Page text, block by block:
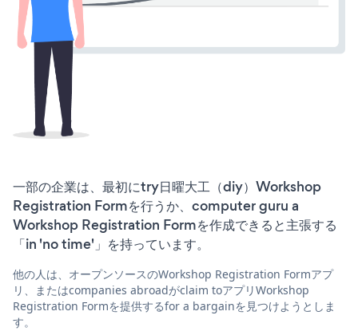
一部の企業は、最初にtry日曜大工（diy）Workshop
Registration Formを行うか、computer guru a
Workshop Registration Formを作成できると主張する
「in 'no time'」を持っています。
他の人は、オープンソースのWorkshop Registration Formアプ
リ、またはcompanies abroadがclaim toアプリWorkshop
Registration Formを提供するfor a bargainを見つけようとしま
す。